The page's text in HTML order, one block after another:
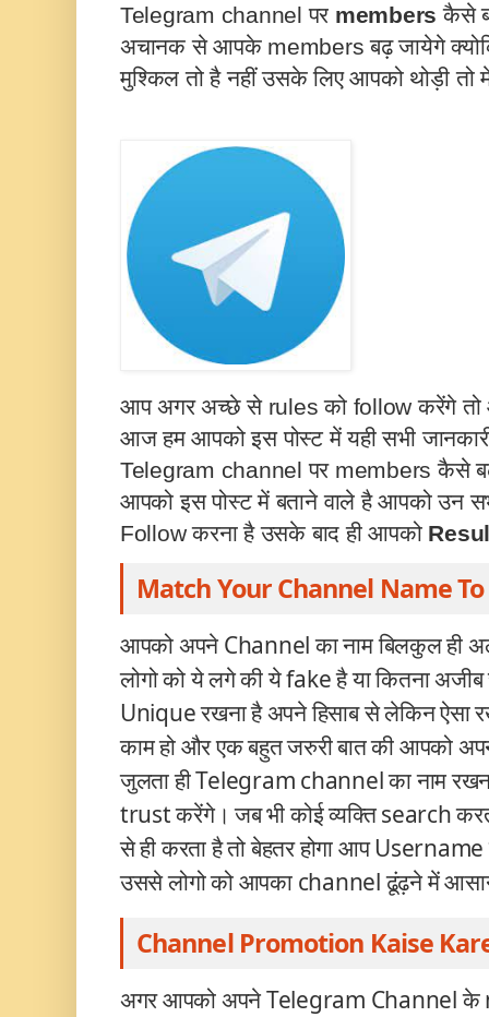
Telegram channel पर membersकैसे
अचानक से आपके members बढ़ जायेगे
मुश्किल तो है नहीं उसके लिए आपको थोड़ी तो
आप अगर अच्छे से rules को follow करेंगे तो
आज हम आपको इस पोस्ट में यही सभी
Telegram channel पर members कैसे
आपको इस पोस्ट में बताने वाले है आपको उन
Follow करना है उसके बाद ही आपको
Match Your Channel Name
आपको अपने Channel का नाम बिलकुल ही
लोगो को ये लगे की ये fake है या कितना
Unique रखना है अपने हिसाब से लेकिन ऐसा
काम हो और एक बहुत जरुरी बात की आपको
जुलता ही Telegram channel का नाम
trustकरेंगे। जब भी कोई व्यक्ति search
से ही करता है तो बेहतर होगा आप Username
उससे लोगो को आपका channel ढूंढ़ने में
Channel Promotion Kaise
अगर आपको अपने Telegram Channel के